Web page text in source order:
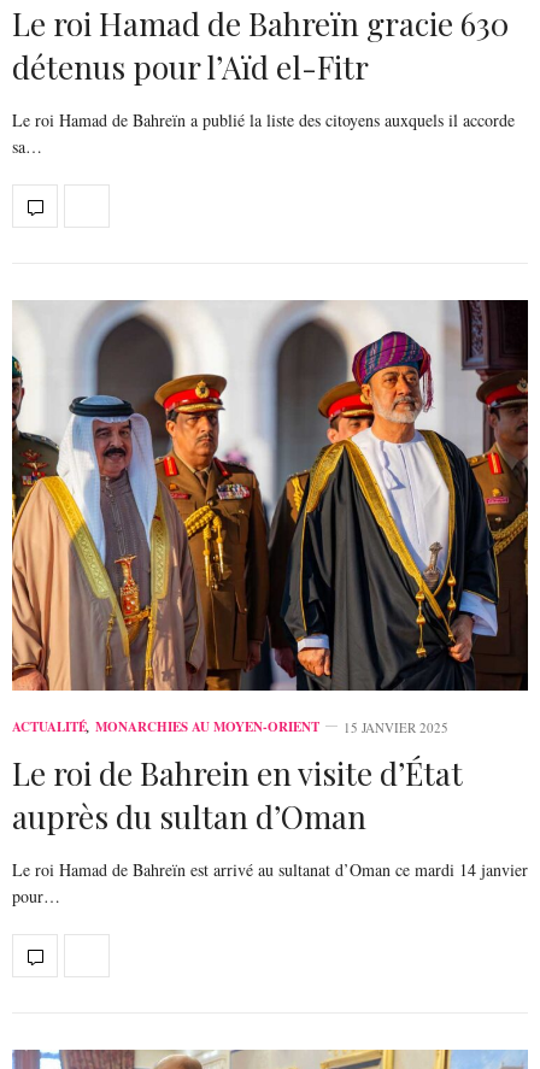
Le roi Hamad de Bahreïn gracie 630
détenus pour l’Aïd el-Fitr
Le roi Hamad de Bahreïn a publié la liste des citoyens auxquels il accorde
sa…
ACTUALITÉ, MONARCHIES AU MOYEN-ORIENT 15 JANVIER 2025
Le roi de Bahrein en visite d’État
auprès du sultan d’Oman
Le roi Hamad de Bahreïn est arrivé au sultanat d’Oman ce mardi 14 janvier
pour…